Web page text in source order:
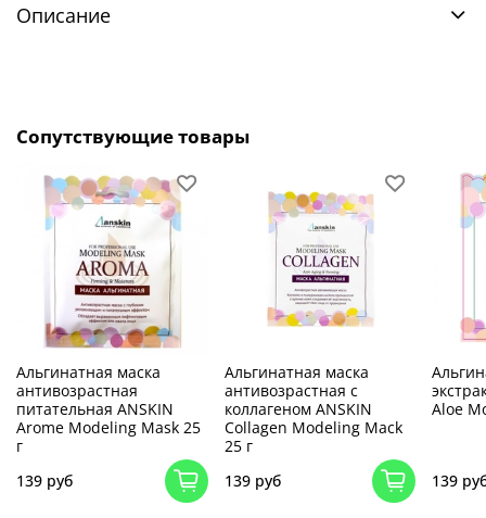
Описание
Сопутствующие товары
Альгинатная маска
антивозрастная
питательная ANSKIN
Arome Modeling Mask 25
г
139 руб
Альгинатная маска
антивозрастная с
коллагеном ANSKIN
Collagen Modeling Mack
25 г
139 руб
Aloe
139